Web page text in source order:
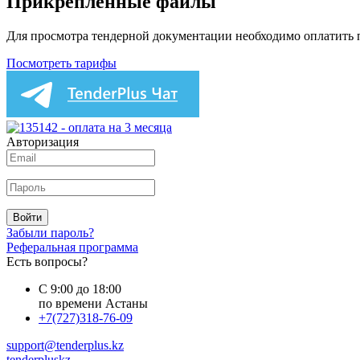
Для просмотра тендерной документации необходимо оплатить
Посмотреть тарифы
Авторизация
Войти
Забыли пароль?
Реферальная программа
Есть вопросы?
С 9:00 до 18:00
по времени Астаны
+7(727)318-76-09
support@tenderplus.kz